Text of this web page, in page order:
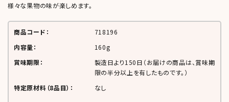
様々な果物の味が楽しめます。
商品コード：
718196
内容量：
160g
賞味期限：
製造日より150日 （お届けの商品は、賞味期
限の半分以上を有したものです。）
特定原材料（8品目）：
なし